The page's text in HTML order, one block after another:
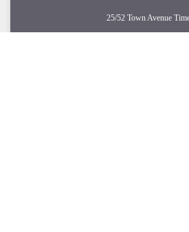
25/52 Town Avenue